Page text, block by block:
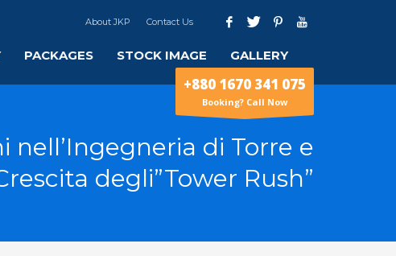
About JKP Contact Us
PACKAGES STOCK IMAGE GALLERY
+880 1670 341 075
Booking? Call Now
nell’Ingegneria di Torre e
degli”Tower Rush”